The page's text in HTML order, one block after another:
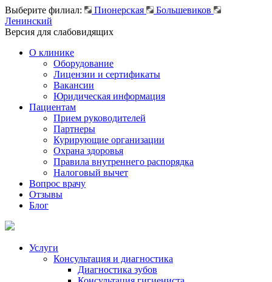
Выберите филиал: Пионерская
Большевиков
Ленинский
Версия для слабовидящих
О клинике
Оборудование
Лицензии и сертификаты
Вакансии
Юридическая информация
Пациентам
Прием руководителей
Партнеры
Курирующие организации
Охрана здоровья
Правила внутреннего распорядка
Налоговый вычет
Вопрос врачу
Отзывы
Блог
Услуги
Консультация и диагностика
Диагностика зубов